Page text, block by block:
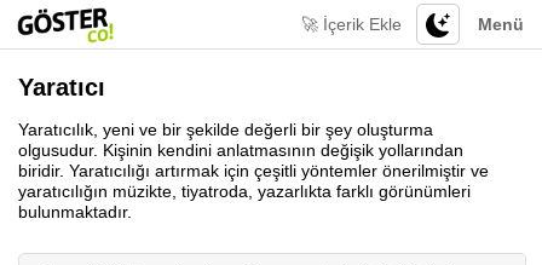
Menü
🚀 İçerik Ekle
Yaratıcı
Yaratıcılık, yeni ve bir şekilde değerli bir şey oluşturma
olgusudur. Kişinin kendini anlatmasının değişik yollarından
biridir. Yaratıcılığı artırmak için çeşitli yöntemler önerilmiştir ve
yaratıcılığın müzikte, tiyatroda, yazarlıkta farklı görünümleri
bulunmaktadır.